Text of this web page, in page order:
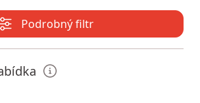
Podrobný filtr